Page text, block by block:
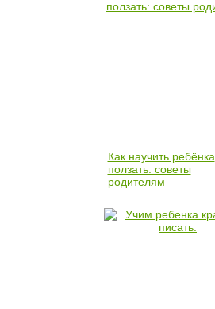
Как научить ребёнка
ползать: советы
родителям